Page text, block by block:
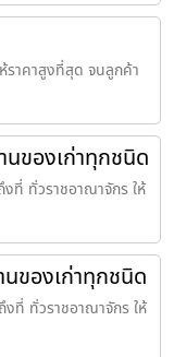
ราคาสูงที่สุด จนลูกค้า
นของเก่าทุกชนิด
งที่ ทั่วราชอาณาจักร ให้
นของเก่าทุกชนิด
งที่ ทั่วราชอาณาจักร ให้